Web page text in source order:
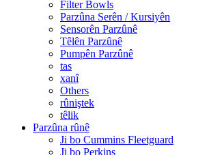
Filter Bowls
Parzûna Serên / Kursiyên
Sensorên Parzûnê
Têlên Parzûnê
Pumpên Parzûnê
tas
xanî
Others
rûniştek
têlik
Parzûna rûnê
Ji bo Cummins Fleetguard
Ji bo Perkins